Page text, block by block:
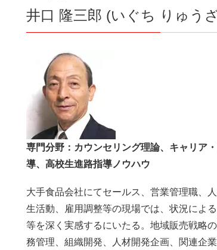
井口 隆三郎 (いぐち りゅう
専門分野：カウンセリング理論、キャリア
導、高校生進路指導ノウハウ
大手食品会社にてセールス、営業管理職、
生活動、雇用調整等の現場では、状況によ
等を深く実感するにいたる。地域販売戦略
務管理、組織開発、人材開発企画、関連企